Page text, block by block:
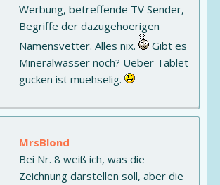
Werbung, betreffende TV Sender,
Begriffe der dazugehoerigen
Namensvetter. Alles nix.
Gibt es
Mineralwasser noch? Ueber Tablet
gucken ist muehselig.
MrsBlond
Bei Nr. 8 weiß ich, was die
Zeichnung darstellen soll, aber die